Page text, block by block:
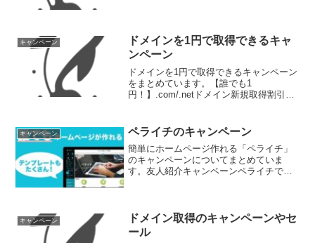
に1年分無料とな...
キャンペーン
ドメインを1円で取得できるキャ
ンペーン
ドメインを1円で取得できるキャンペーン
をまとめています。【誰でも1
円！】.com/.netドメイン新規取得割引バ
取得割引を開催中です。新規ユーザー
様...
キャンペーン ペライチのキャンペーン
簡単にホームページ作れる「ペライチ」
のキャンペーンについてまとめていま
す。友人紹介キャンペーンペライチで
に新規登録をすると、1人につ...
キャンペーン
ドメイン取得のキャンペーンやセ
ール